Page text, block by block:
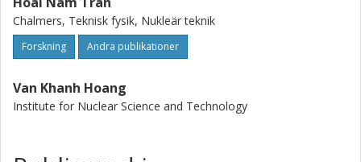
Chalmers, Teknisk fysik, Nukleär teknik
Forskning Andra publikationer
Van Khanh Hoang
Institute for Nuclear Science and Technology